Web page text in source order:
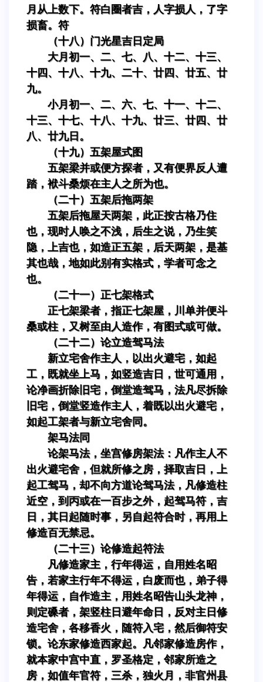
月从上数下。符白圈者吉，人字损人，了字
损畜。符
（十八）门光星吉日定局
大月初一、二、七、八、十二、十三、
十四、十八、十九、二十、廿四、廿五、廿
九。
小月初一、二、六、七、十一、十二、
十三、十七、十八、十九、廿三、廿四、廿
八、廿九日。
（十九）五架屋式图
五架梁并或便方探者，又有便界反人遭
踏，袱斗桑烦在主人之所为也。
（二十）五架后拖两架
五架后拖屋天两架，此正按古格乃住
也，现时人唤之不浅，后生之说，乃生笑
隐，上吉也，如造正五架，后天两架，是基
其也哉，地如此别有实格式，学者可念之
也。
（二十一）正七架格式
正七架梁者，指正七架屋，川单并便斗
桑或柱，又树至由人造作，有图式或可做。
（二十二）论立造驾马法
新立宅舍作主人，以出火避宅，如起
工，既就坐上马，如竖造吉日，世可通用，
论净画折除旧宅，倒堂造驾马，法凡尽拆除
旧宅，倒堂竖造作主人，着既以出火避宅，
如起工架者与新立宅舍同。
架马法同
论架马法，坐宫修房架法：凡作主人不
出火避宅舍，但就所修之房，择取吉日，上
起工驾马，却不向方道论驾马法，凡修造柱
近空，到丙或在一百步之外，起驾马符，吉
日，其日起随时事，另自起符合时，再用上
修造百无禁忌。
（二十三）论修造起符法
凡修造家主，行年得运，自用姓名昭
告，若家主行年不得运，白废而也，弟子得
年得运，自作造主，用姓名昭告山头龙神，
则定磉者，架竖柱日避年命日，反对主日修
造宅舍，各移香火，随符入宅，然后御符安
锁。论东家修造西家起。凡邻家修造房作，
就本家中宫中直，罗圣格定，邻家所造之
房，如值年官符，三杀，独火月，非官州县